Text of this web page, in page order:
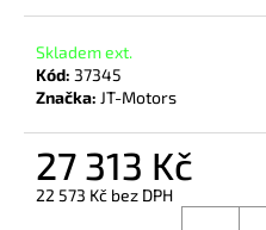
Skladem ext.
Kód: 37345
Značka: JT-Motors
27 313 Kč
22 573 Kč bez DPH